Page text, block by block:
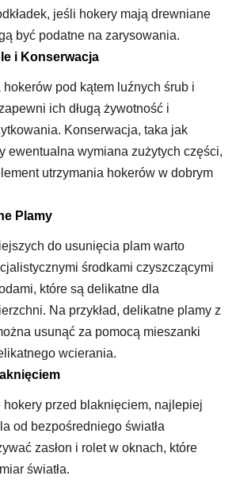
jeśli hokery mają drewniane
być podatne na zarysowania.
i Konserwacja
pod kątem luźnych śrub i
ich długą żywotność i
Konserwacja, taka jak
ewentualna wymiana zużytych części,
utrzymania hokerów w dobrym
Plamy
do usunięcia plam warto
środkami czyszczącymi
które są delikatne dla
Na przykład, delikatne plamy z
usunąć za pomocą mieszanki
wcierania.
przed blaknięciem, najlepiej
od bezpośredniego światła
zasłon i rolet w oknach, które
światła.